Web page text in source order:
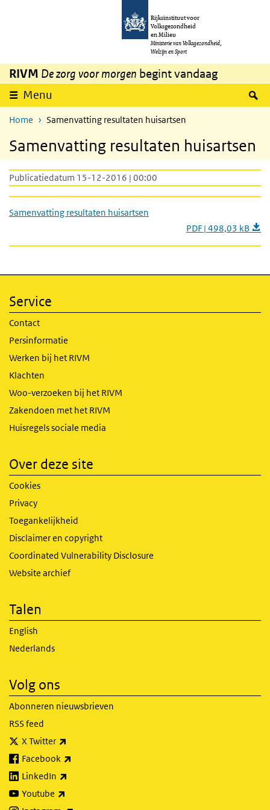
Overslaan en naar de inhoud gaan
Rijksinstituut voor
Volksgezondheid
en Milieu
Ministerie van Volksgezondheid,
Welzijn en Sport
RIVM De zorg voor morgen begint vandaag
Menu
Home Samenvatting resultaten huisartsen
Samenvatting resultaten huisartsen
Publicatiedatum 15-12-2016 | 00:00
Samenvatting resultaten huisartsen
PDF | 498,03 kB
Service
Contact
Persinformatie
Werken bij het RIVM
Klachten
Woo-verzoeken bij het RIVM
Zakendoen met het RIVM
Huisregels sociale media
Over deze site
Cookies
Privacy
Toegankelijkheid
Disclaimer en copyright
Coordinated Vulnerability Disclosure
Website archief
Talen
English
Nederlands
Volg ons
Abonneren nieuwsbrieven
RSS feed
X Twitter
Facebook
LinkedIn
Youtube